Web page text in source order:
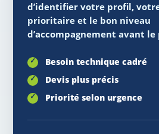
d’identifier votre profil,
prioritaire et le bon niveau
d’accompagnement avant
Besoin technique cadré
Devis plus précis
Priorité selon urgence